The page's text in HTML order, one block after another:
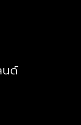
นด์